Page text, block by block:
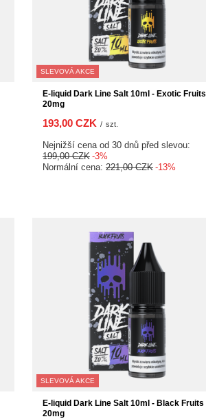
SLEVOVÁ AKCE
E-liquid Dark Line Salt 10ml - Exotic Fruits
20mg
193,00 CZK / szt.
Nejnižší cena od 30 dnů před slevou:
199,00 CZK -3%
Normální cena: 221,00 CZK -13%
SLEVOVÁ AKCE
E-liquid Dark Line Salt 10ml - Black Fruits
20mg